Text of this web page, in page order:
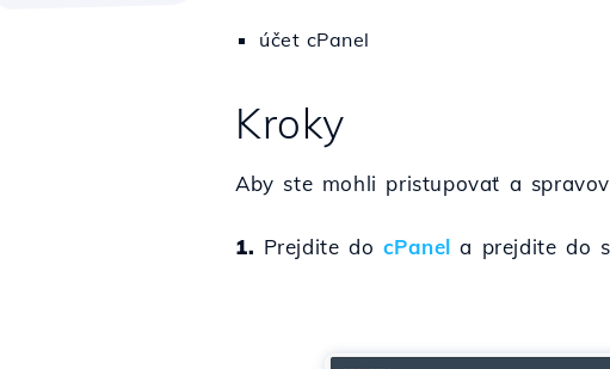
účet cPanel
Kroky
Aby ste mohli pristupovať a
1. Prejdite do cPanel a prejdite do